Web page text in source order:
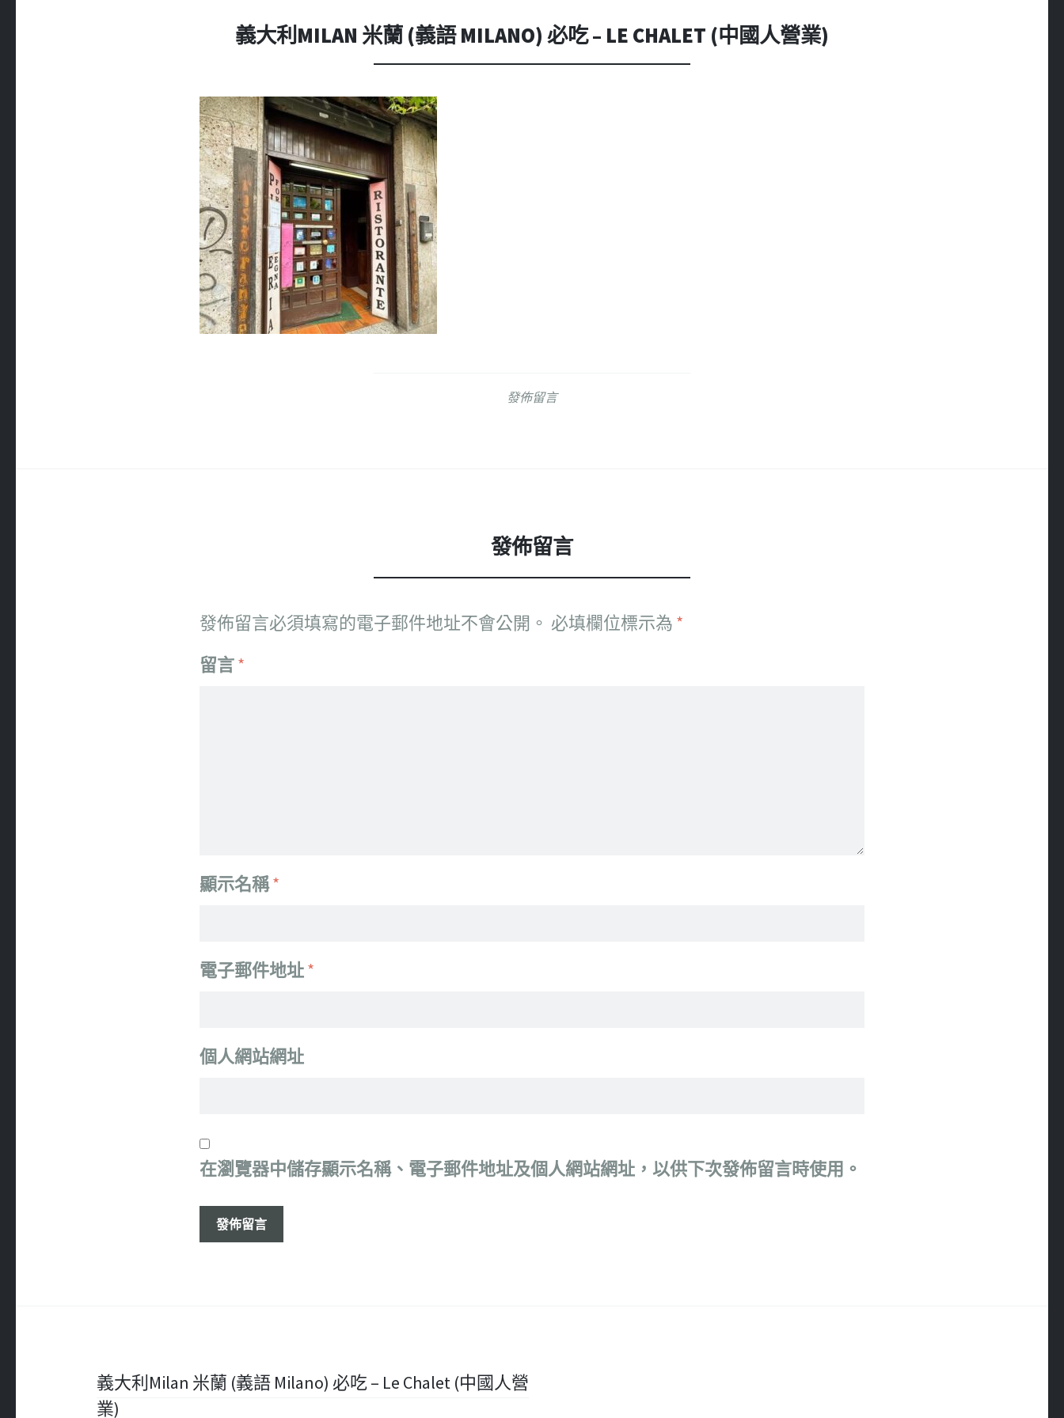
容
義大利MILAN 米蘭 (義語 MILANO) 必吃 – LE CHALET (中國人營業)
發佈留言
發佈留言
發佈留言必須填寫的電子郵件地址不會公開。 必填欄位標示為 *
留言*
顯示名稱*
電子郵件地址*
個人網站網址
在瀏覽器中儲存顯示名稱、電子郵件地址及個人網站網址，以供下次發佈留言時使用。
義大利Milan 米蘭 (義語 Milano) 必吃 – Le Chalet (中國人營
業)